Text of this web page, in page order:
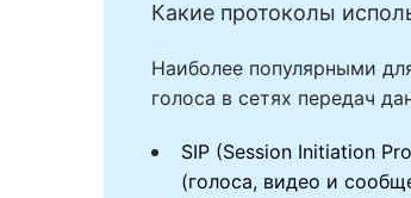
Какие протоколы
Наиболее популярными
голоса в сетях передач
SIP (Session Initiation
(голоса, видео и